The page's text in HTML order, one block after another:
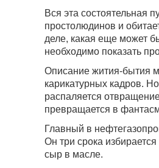
Вся эта состоятельная
простолюдинов и
деле, какая еще может
необходимо показать
Описание жития-бытия
карикатурных кадров.
распаляется
превращается в
Главный в
Он три срока
сыр в масле.